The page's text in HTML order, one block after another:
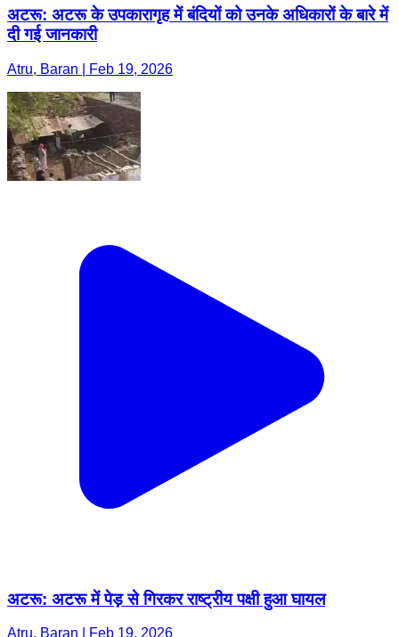
अटरू: अटरू के उपकारागृह में बंदियों को उनके अधिकारों के बारे में
दी गई जानकारी
Atru, Baran | Feb 19, 2026
अटरू: अटरू में पेड़ से गिरकर राष्ट्रीय पक्षी हुआ घायल
Atru, Baran | Feb 19, 2026